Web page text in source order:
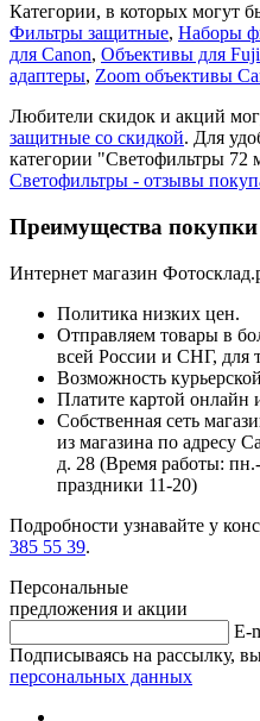
Категории, в которых могут
Фильтры защитные, Наборы
для Canon, Объективы для
адаптеры, Zoom объективы
Любители скидок и акций
защитные со скидкой. Для
категории "Светофильтры 72
Светофильтры - отзывы
Преимущества покупки
Интернет магазин
Политика низких цен.
Отправляем товары в
всей России и СНГ, для
Возможность
Платите картой
Собственная сеть
из магазина по адресу
д. 28 (Время работы:
праздники 11-20)
Подробности узнавайте у
385 55 39.
Персональные
предложения и акции
E-
Подписываясь на рассылку,
персональных данных